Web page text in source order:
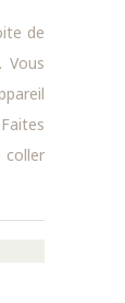
de
Vous
coller